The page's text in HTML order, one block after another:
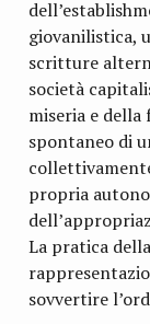
giovanilistica,
scritture
società
miseria e
spontaneo di
propria
La pratica
sovvertire